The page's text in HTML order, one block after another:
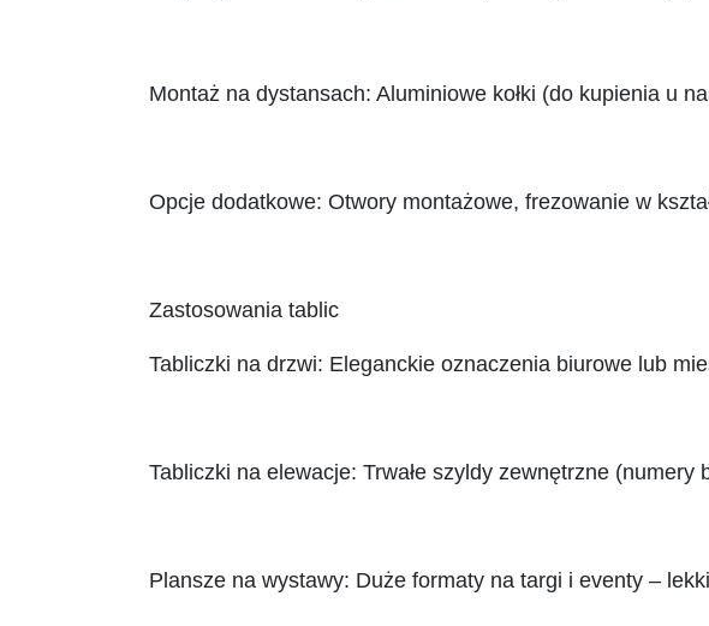
Montaż na dystansach: Aluminiowe kołki (do kupienia u
Opcje dodatkowe: Otwory montażowe, frezowanie w
Zastosowania tablic
Tabliczki na drzwi: Eleganckie oznaczenia biurowe lub
Tabliczki na elewacje: Trwałe szyldy zewnętrzne
Plansze na wystawy: Duże formaty na targi i eventy –